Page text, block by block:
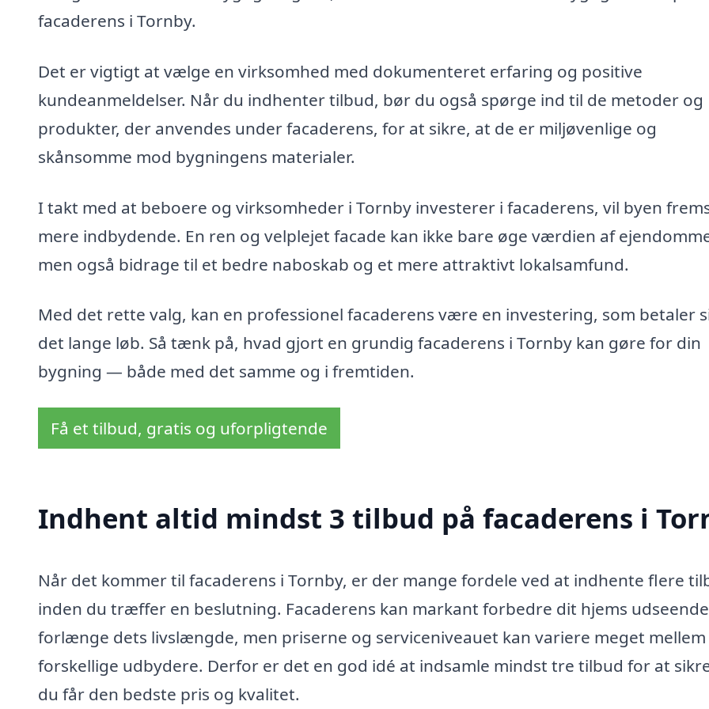
facaderens i Tornby.
Det er vigtigt at vælge en virksomhed med dokumenteret erfaring og positive
kundeanmeldelser. Når du indhenter tilbud, bør du også spørge ind til de metoder og
produkter, der anvendes under facaderens, for at sikre, at de er miljøvenlige og
skånsomme mod bygningens materialer.
I takt med at beboere og virksomheder i Tornby investerer i facaderens, vil byen
mere indbydende. En ren og velplejet facade kan ikke bare øge værdien af
men også bidrage til et bedre naboskab og et mere attraktivt lokalsamfund.
Med det rette valg, kan en professionel facaderens være en investering, som betaler
det lange løb. Så tænk på, hvad gjort en grundig facaderens i Tornby kan gøre for din
bygning — både med det samme og i fremtiden.
Få et tilbud, gratis og uforpligtende
Indhent altid mindst 3 tilbud på facaderens i
Når det kommer til facaderens i Tornby, er der mange fordele ved at indhente flere
inden du træffer en beslutning. Facaderens kan markant forbedre dit hjems
forlænge dets livslængde, men priserne og serviceniveauet kan variere meget mellem
forskellige udbydere. Derfor er det en god idé at indsamle mindst tre tilbud for at
du får den bedste pris og kvalitet.